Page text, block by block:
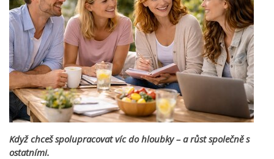
Když chceš spolupracovat víc do hloubky – a růst společně s
ostatními.